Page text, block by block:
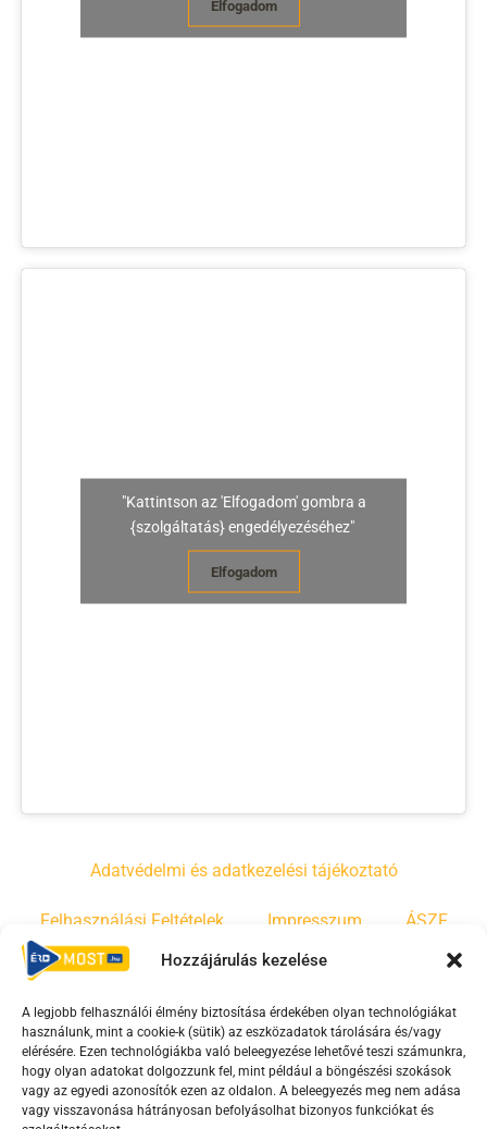
Hozzájárulás kezelése
A legjobb felhasználói élmény biztosítása érdekében olyan technológiákat
használunk, mint a cookie-k (sütik) az eszközadatok tárolására és/vagy
elérésére. Ezen technológiákba való beleegyezése lehetővé teszi számunkra,
hogy olyan adatokat dolgozzunk fel, mint például a böngészési szokások
vagy az egyedi azonosítók ezen az oldalon. A beleegyezés meg nem adása
vagy visszavonása hátrányosan befolyásolhat bizonyos funkciókat és
Elfogadom
"Kattintson az 'Elfogadom' gombra a
{szolgáltatás} engedélyezéséhez"
Elfogadom
Adatvédelmi és adatkezelési tájékoztató
Felhasználási Feltételek Impresszum ÁSZF
Irányelvek Moderálási szabályzat
F
a
c
Y
o
u
T
i
k